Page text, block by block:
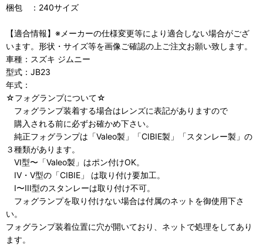
梱包 ：240サイズ
【適合情報】※メーカーの仕様変更等により適合しない場合がござ
います。形状・サイズ等を画像ご確認の上ご注文お願い致します。
車種：スズキ ジムニー
型式：JB23
年式：
☆フォグランプについて☆
フォグランプ装着する場合はレンズに表記がありますので
購入される前に必ずお確かめ下さい。
純正フォグランプは「Valeo製」「CIBIE製」「スタンレー製」の
３種類があります。
VI型〜「Valeo製」はポン付けOK。
IV・V型の「CIBIE」 は取り付け要加工。
I〜III型のスタンレーは取り付け不可。
フォグランプを取り付けない場合は付属のネットを御使用下さ
い。
フォグランプ装着位置に穴が開いており、ネットで処理をしてあり
ます。